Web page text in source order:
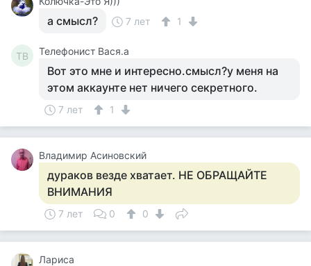
а смысл? 7 лет 1
ТВ Телефонист Вася.а
Вот это мне и интересно.смысл?у меня на
этом аккаунте нет ничего секретного.
7 лет 1
Владимир Асиновский
дураков везде хватает. НЕ ОБРАЩАЙТЕ
ВНИМАНИЯ
7 лет 0 0
Лариса